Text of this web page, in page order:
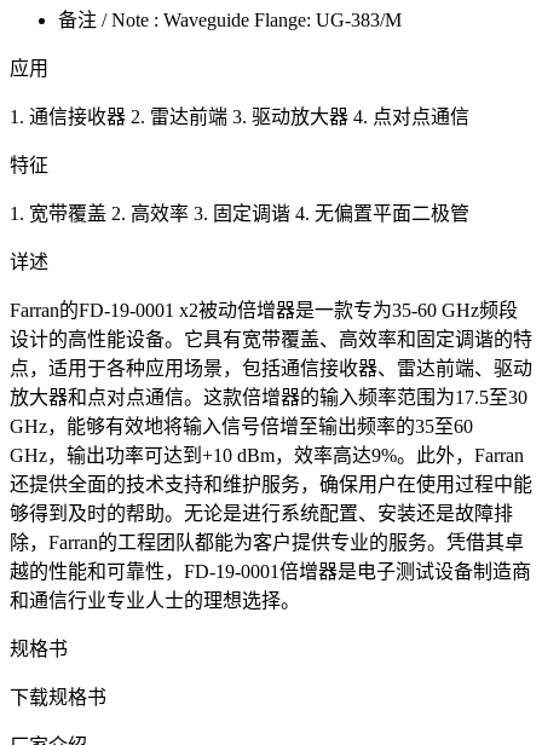
备注 / Note : Waveguide Flange: UG-383/M
应用
1. 通信接收器 2. 雷达前端 3. 驱动放大器 4. 点对点通信
特征
1. 宽带覆盖 2. 高效率 3. 固定调谐 4. 无偏置平面二极管
详述
Farran的FD-19-0001 x2被动倍增器是一款专为35-60 GHz频段
设计的高性能设备。它具有宽带覆盖、高效率和固定调谐的特
点，适用于各种应用场景，包括通信接收器、雷达前端、驱动
放大器和点对点通信。这款倍增器的输入频率范围为17.5至30
GHz，能够有效地将输入信号倍增至输出频率的35至60
GHz，输出功率可达到+10 dBm，效率高达9%。此外，Farran
还提供全面的技术支持和维护服务，确保用户在使用过程中能
够得到及时的帮助。无论是进行系统配置、安装还是故障排
除，Farran的工程团队都能为客户提供专业的服务。凭借其卓
越的性能和可靠性，FD-19-0001倍增器是电子测试设备制造商
和通信行业专业人士的理想选择。
规格书
下载规格书